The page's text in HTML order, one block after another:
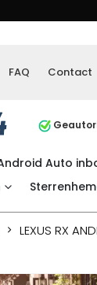
FAQ Contact
Auto
LEXUS RX